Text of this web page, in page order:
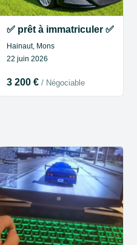
✅ prêt à immatriculer ✅
Hainaut, Mons
22 juin 2026
3 200 € / Négociable